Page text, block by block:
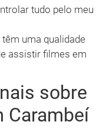
tudo pelo meu
têm uma qualidade
assistir filmes em
sobre
Carambeí